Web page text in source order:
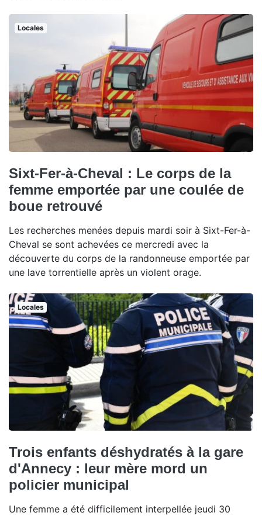
Locales
Sixt-Fer-à-Cheval : Le corps de la
femme emportée par une coulée de
boue retrouvé
Les recherches menées depuis mardi soir à Sixt-Fer-à-
Cheval se sont achevées ce mercredi avec la
découverte du corps de la randonneuse emportée par
une lave torrentielle après un violent orage.
Locales
Trois enfants déshydratés à la gare
d'Annecy : leur mère mord un
policier municipal
Une femme a été difficilement interpellée jeudi 30